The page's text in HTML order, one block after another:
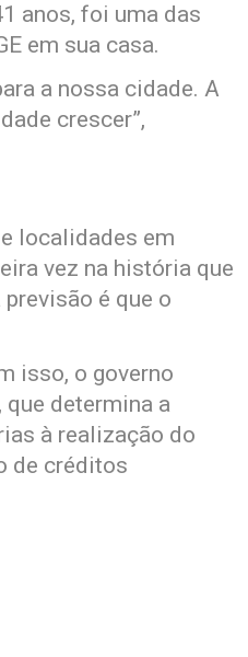
anos, foi uma das
em sua casa.
a nossa cidade. A
crescer”,
localidades em
vez na história que
é que o
isso, o governo
determina a
à realização do
de créditos